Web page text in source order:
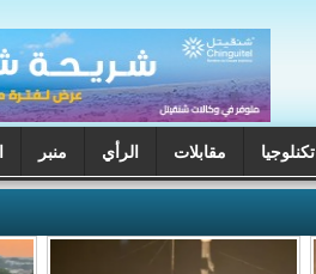
تكنلوجيا مقابلات الرأي منبر